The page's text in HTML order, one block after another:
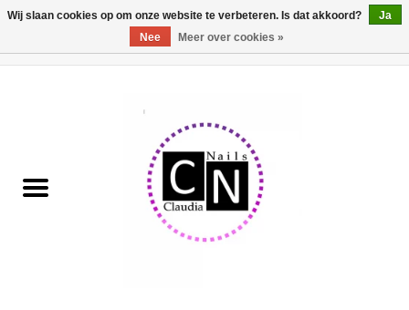
Pedicure producten
Wij slaan cookies op om onze website te verbeteren. Is dat akkoord?
Ja
Nee
Meer over cookies »